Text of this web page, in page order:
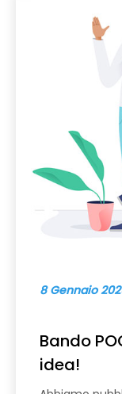
8 Gennaio
Bando
idea!